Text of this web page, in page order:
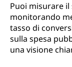
Puoi misurare il
monitorando
tasso di
sulla spesa
una visione